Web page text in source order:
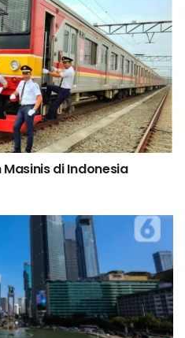
di Indonesia